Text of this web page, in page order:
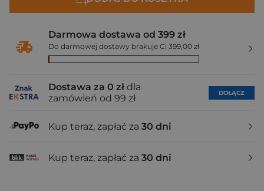
Darmowa dostawa od 399 zł
Do darmowej dostawy brakuje Ci 399,00 zł
Dostawa za 0 zł dla
zamówień od 99 zł
DOŁĄCZ
Kup teraz, zapłać za 30 dni
Kup teraz, zapłać za 30 dni